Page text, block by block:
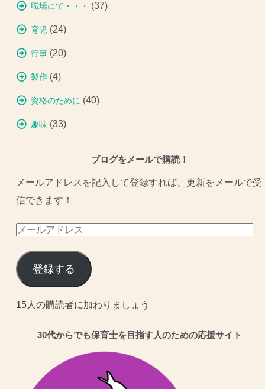
職場にて・・・ (37)
育児 (24)
行事 (20)
製作 (4)
資格のために (40)
趣味 (33)
ブログをメールで購読！
メールアドレスを記入して登録すれば、更新をメールで受
信できます！
メ
ル
ア
ド
登録する
15人の購読者に加わりましょう
30代からでも保育士を目指す人のための応援サイト